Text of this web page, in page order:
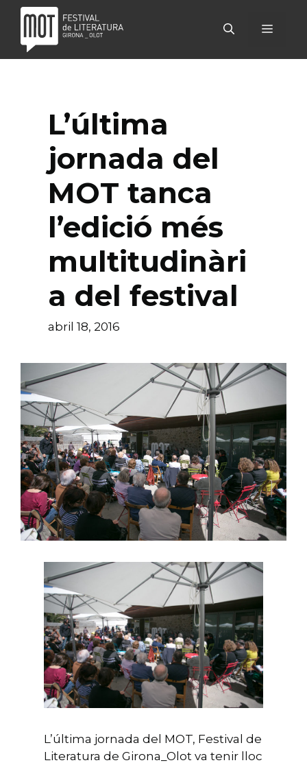
contingut
MENÚ
L’última
jornada del
MOT tanca
l’edició més
multitudinàri
a del festival
abril 18, 2016
L’última jornada del MOT, Festival de
Literatura de Girona_Olot va tenir lloc